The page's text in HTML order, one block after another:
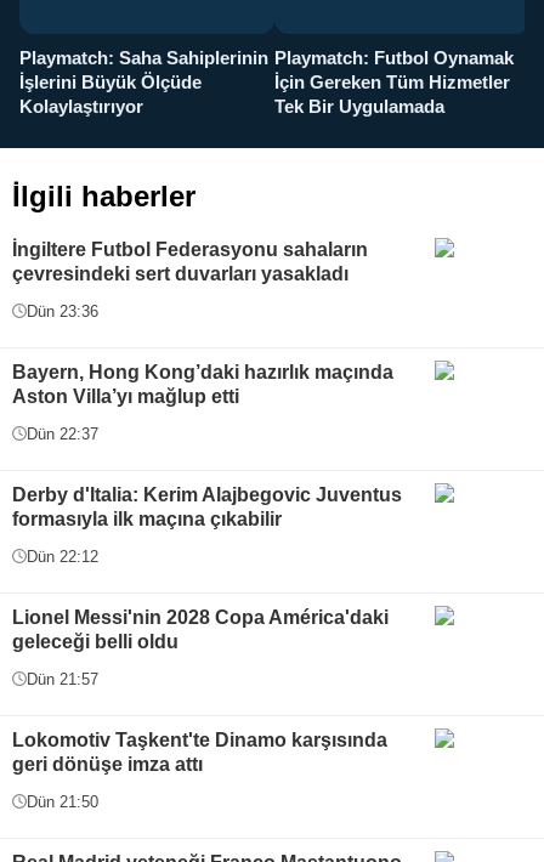
Playmatch: Saha Sahiplerinin
İşlerini Büyük Ölçüde
Kolaylaştırıyor
Playmatch: Futbol Oynamak
İçin Gereken Tüm Hizmetler
Tek Bir Uygulamada
İlgili haberler
İngiltere Futbol Federasyonu sahaların
çevresindeki sert duvarları yasakladı
Dün 23:36
Bayern, Hong Kong’daki hazırlık maçında
Aston Villa’yı mağlup etti
Dün 22:37
Derby d'Italia: Kerim Alajbegovic Juventus
formasıyla ilk maçına çıkabilir
Dün 22:12
Lionel Messi'nin 2028 Copa América'daki
geleceği belli oldu
Dün 21:57
Lokomotiv Taşkent'te Dinamo karşısında
geri dönüşe imza attı
Dün 21:50